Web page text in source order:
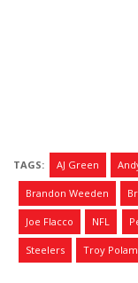
TAGS: AJ Green
Brandon Weeden
Joe Flacco NFL
Steelers Troy